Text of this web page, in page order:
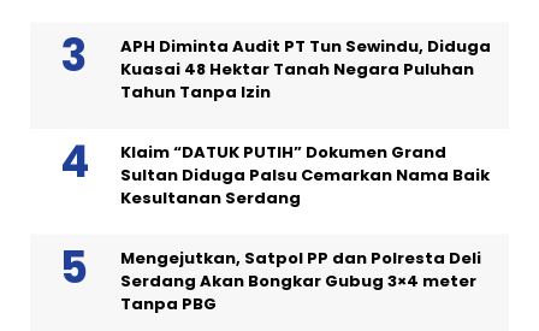
APH Diminta Audit PT Tun Sewindu, Diduga
Kuasai 48 Hektar Tanah Negara Puluhan
Tahun Tanpa Izin
Klaim “DATUK PUTIH” Dokumen Grand
Sultan Diduga Palsu Cemarkan Nama Baik
Kesultanan Serdang
Mengejutkan, Satpol PP dan Polresta Deli
Serdang Akan Bongkar Gubug 3×4 meter
Tanpa PBG